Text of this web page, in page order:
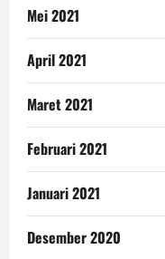
Mei 2021
April 2021
Maret 2021
Februari 2021
Januari 2021
Desember 2020